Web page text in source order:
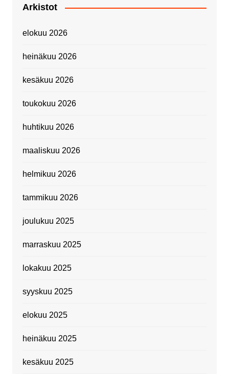
Arkistot
elokuu 2026
heinäkuu 2026
kesäkuu 2026
toukokuu 2026
huhtikuu 2026
maaliskuu 2026
helmikuu 2026
tammikuu 2026
joulukuu 2025
marraskuu 2025
lokakuu 2025
syyskuu 2025
elokuu 2025
heinäkuu 2025
kesäkuu 2025